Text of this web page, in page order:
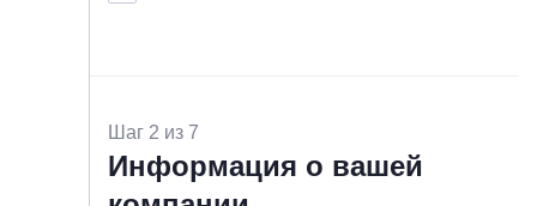
Шаг 2 из 7
Информация о вашей